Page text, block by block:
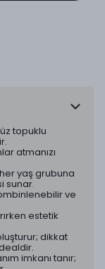
topuklu
atmanızı
yaş grubuna
sunar.
ve
estetik
dikkat
imkanı tanır;